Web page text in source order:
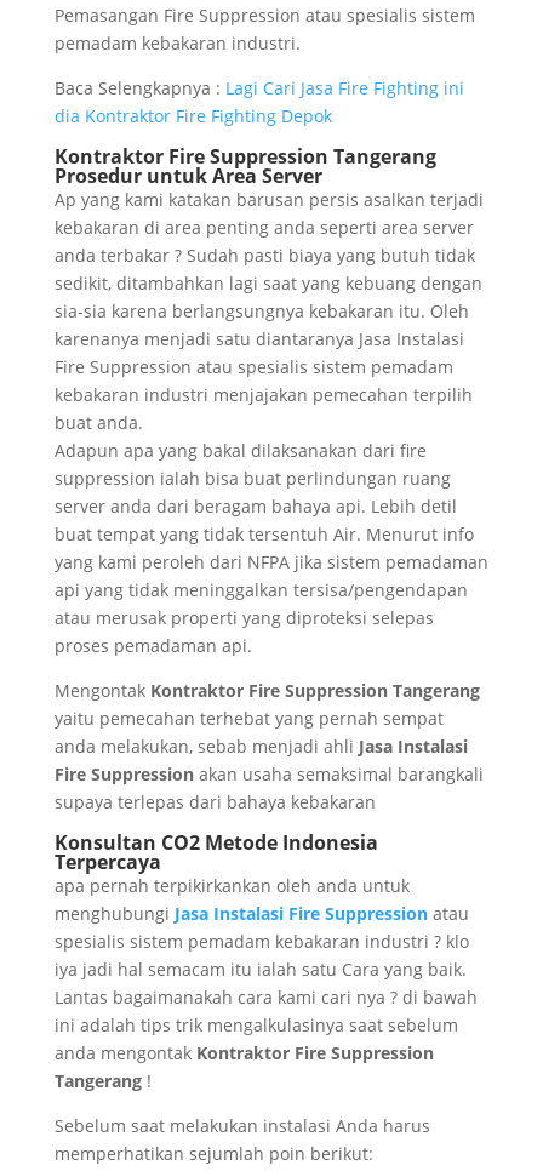
Pemasangan Fire Suppression atau spesialis sistem
pemadam kebakaran industri.
Baca Selengkapnya : Lagi Cari Jasa Fire Fighting ini
dia Kontraktor Fire Fighting Depok
Kontraktor Fire Suppression Tangerang
Prosedur untuk Area Server
Ap yang kami katakan barusan persis asalkan terjadi
kebakaran di area penting anda seperti area server
anda terbakar ? Sudah pasti biaya yang butuh tidak
sedikit, ditambahkan lagi saat yang kebuang dengan
sia-sia karena berlangsungnya kebakaran itu. Oleh
karenanya menjadi satu diantaranya Jasa Instalasi
Fire Suppression atau spesialis sistem pemadam
kebakaran industri menjajakan pemecahan terpilih
buat anda.
Adapun apa yang bakal dilaksanakan dari fire
suppression ialah bisa buat perlindungan ruang
server anda dari beragam bahaya api. Lebih detil
buat tempat yang tidak tersentuh Air. Menurut info
yang kami peroleh dari NFPA jika sistem pemadaman
api yang tidak meninggalkan tersisa/pengendapan
atau merusak properti yang diproteksi selepas
proses pemadaman api.
Mengontak Kontraktor Fire Suppression Tangerang
yaitu pemecahan terhebat yang pernah sempat
anda melakukan, sebab menjadi ahli Jasa Instalasi
Fire Suppressionakan usaha semaksimal barangkali
supaya terlepas dari bahaya kebakaran
Konsultan CO2 Metode Indonesia
Terpercaya
apa pernah terpikirkankan oleh anda untuk
menghubungi Jasa Instalasi Fire Suppressionatau
spesialis sistem pemadam kebakaran industri ? klo
iya jadi hal semacam itu ialah satu Cara yang baik.
Lantas bagaimanakah cara kami cari nya ? di bawah
ini adalah tips trik mengalkulasinya saat sebelum
anda mengontak Kontraktor Fire Suppression
Tangerang!
Sebelum saat melakukan instalasi Anda harus
memperhatikan sejumlah poin berikut: